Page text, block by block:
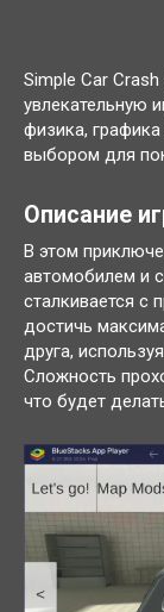
Simple Car
увлекательную
физика,
выбором для
Описание
В этом
автомобилем и
сталкивается с
достичь
друга,
Сложность
что будет